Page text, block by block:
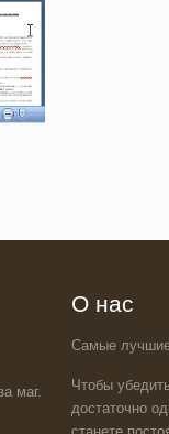
маг.
О нас
Самые
Чтобы
достаточно